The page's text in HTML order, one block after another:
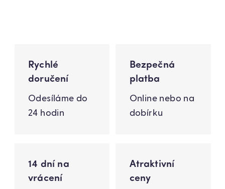
Rychlé
doručení
Odesíláme do
24 hodin
Bezpečná
platba
Online nebo na
dobírku
14 dní na
vrácení
Atraktivní
ceny